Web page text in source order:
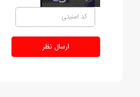
ارسال نظر